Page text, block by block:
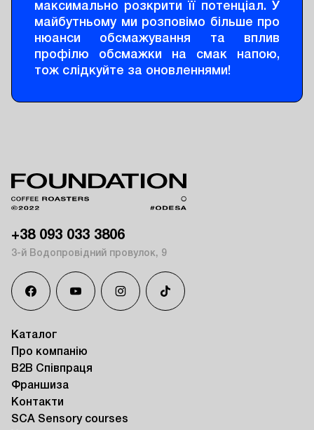
максимально розкрити її потенціал. У
майбутньому ми розповімо більше про
нюанси обсмажування та вплив
профілю обсмажки на смак напою,
тож слідкуйте за оновленнями!
+38 093 033 3806
3-й Водопровідний провулок, 9
Каталог
Про компанію
B2B Співпраця
Франшиза
Контакти
SCA Sensory courses